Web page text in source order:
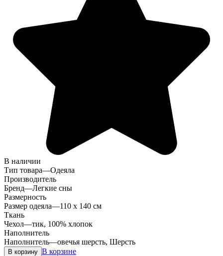
В наличии
Тип товара—Одеяла
Производитель
Бренд—Легкие сны
Размерность
Размер одеяла—110 х 140 см
Ткань
Чехол—тик, 100% хлопок
Наполнитель
Наполнитель—овечья шерсть, Шерсть
В корзину В корзине